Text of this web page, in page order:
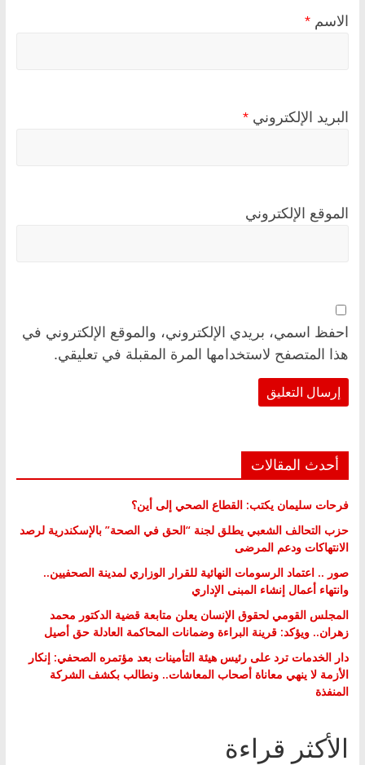
الاسم *
البريد الإلكتروني *
الموقع الإلكتروني
احفظ اسمي، بريدي الإلكتروني، والموقع الإلكتروني في
هذا المتصفح لاستخدامها المرة المقبلة في تعليقي.
أحدث المقالات
فرحات سليمان يكتب: القطاع الصحي إلى أين؟
حزب التحالف الشعبي يطلق لجنة “الحق في الصحة” بالإسكندرية لرصد
الانتهاكات ودعم المرضى
صور .. اعتماد الرسومات النهائية للقرار الوزاري لمدينة الصحفيين..
وانتهاء أعمال إنشاء المبنى الإداري
المجلس القومي لحقوق الإنسان يعلن متابعة قضية الدكتور محمد
زهران.. ويؤكد: قرينة البراءة وضمانات المحاكمة العادلة حق أصيل
دار الخدمات ترد على رئيس هيئة التأمينات بعد مؤتمره الصحفي: إنكار
الأزمة لا ينهي معاناة أصحاب المعاشات.. ونطالب بكشف الشركة
المنفذة
الأكثر قراءة